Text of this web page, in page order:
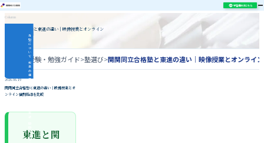
学習相談はこちら
当
塾
に
つ
い
て
授
業
の
様
子
指
導
内
実
同
立
対
Column
関関同立合格塾と東進の違い｜映像授業とオンライン
個別指導を比較
受験・勉強ガイド>塾選び>関関同立合格塾と東進の違い｜映像授業とオンライ
2026.06.19
関関同立合格塾と東進の違い｜映像授業とオ
ンライン個別指導を比較
東進と関